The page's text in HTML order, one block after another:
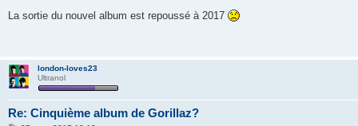
s
La sortie du nouvel album est repoussé à 2017
london-loves23
Ultranol
Re: Cinquième album de Gorillaz?